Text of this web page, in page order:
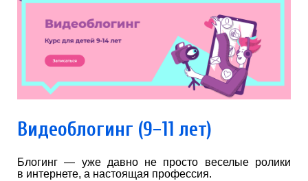
Видеоблогинг (9−11 лет)
Блогинг — уже давно не просто веселые ролики
в интернете, а настоящая профессия.